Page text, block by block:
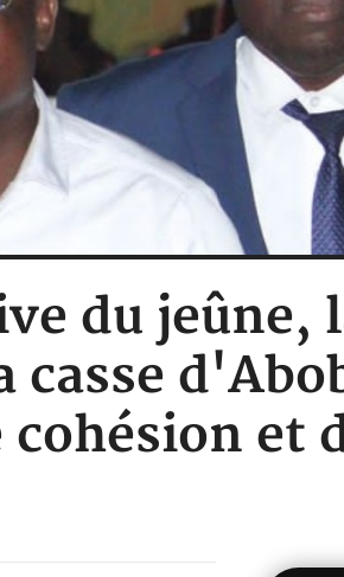
du jeûne,
casse
et